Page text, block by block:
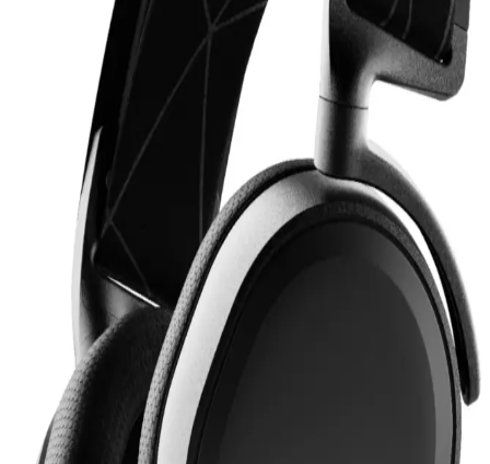
MOBAX Lila, renkli tasarımı, yüksek ses kalitesi ve kablosuz
kullanım özelliğiyle çocuklar ve gençler için ideal, ergonomik ve şık
bir oyuncu kulaklığıdır.
2. Nesil AirPods Pro ile Kablosuz Ses Deneyiminde
Yenilikler ve Gelişmeler
2. nesil AirPods Pro, gelişmiş ses kalitesi, aktif gürültü engelleme ve
uzun pil ömrü ile kablosuz ses deneyimini yeniden tanımlıyor.
Kullanıcı konforu ve teknolojik yeniliklerle öne çıkıyor.
Lenovo Lp1s ve Lp40 Pro Kablosuz Kulaklık
Karşılaştırması: Özellikler ve Kullanıcı Yorumları
Lenovo Lp1s ve Lp40 Pro kablosuz kulaklıkların özellikleri,
kullanıcı yorumları ve karşılaştırmalarıyla ilgili kapsamlı bilgiler
Corsair Void RGB Elite USB Carbon Kulaklık:
Yüksek Ses ve Konfor Sunan Oyun Kulaklığı